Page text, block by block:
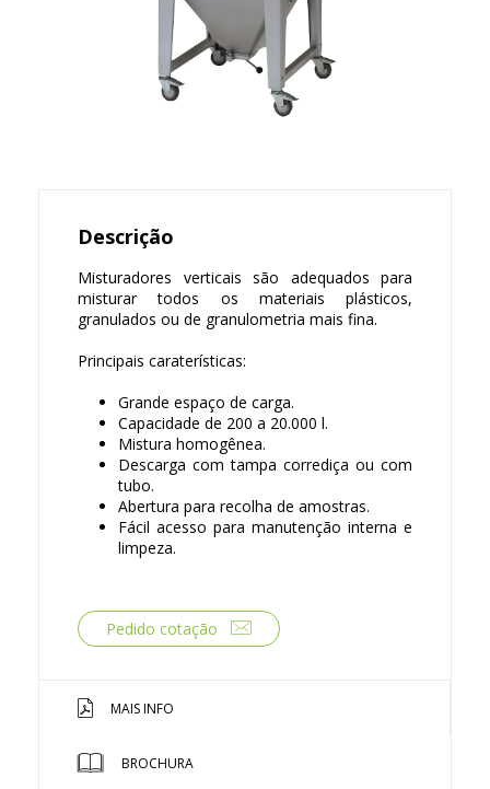
Descrição
Misturadores verticais são adequados para
misturar todos os materiais plásticos,
granulados ou de granulometria mais fina.
Principais caraterísticas:
Grande espaço de carga.
Capacidade de 200 a 20.000 l.
Mistura homogênea.
Descarga com tampa corrediça ou com
tubo.
Abertura para recolha de amostras.
Fácil acesso para manutenção interna e
limpeza.
Pedido cotação
MAIS INFO
BROCHURA